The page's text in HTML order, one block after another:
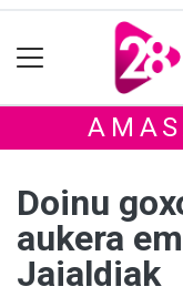
Doinu
aukera
Jaialdiak